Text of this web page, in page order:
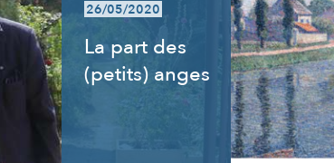
26/05/2020
La part des
(petits) anges